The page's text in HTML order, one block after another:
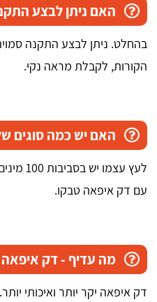
האם ניתן לבצע
בהחלט. ניתן לבצע התקנה
הקורות, לקבלת מראה נקי.
האם יש כמה סוגים
לעץ
עם דק איפאה טבקו.
מה עדיף - דק איפאה
דק איפאה יקר יותר ואיכותי